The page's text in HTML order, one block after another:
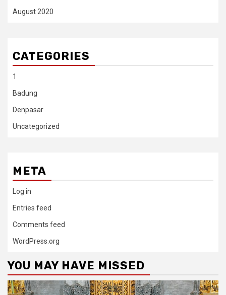
August 2020
CATEGORIES
1
Badung
Denpasar
Uncategorized
META
Log in
Entries feed
Comments feed
WordPress.org
YOU MAY HAVE MISSED